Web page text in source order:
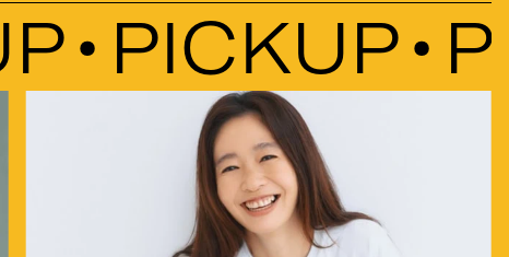
PICKUP